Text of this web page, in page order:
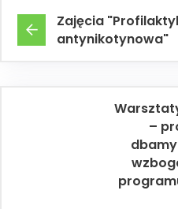
Zajęcia
antynikotynowa"
–